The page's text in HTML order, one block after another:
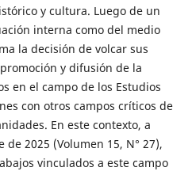
y cultura. Luego de un
interna como del medio
la decisión de volcar sus
y difusión de la
en el campo de los Estudios
con otros campos críticos de
En este contexto, a
2025 (Volumen 15, N° 27),
vinculados a este campo